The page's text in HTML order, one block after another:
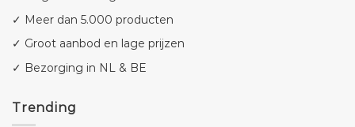
✓ Meer dan 5.000 producten
✓ Groot aanbod en lage prijzen
✓ Bezorging in NL & BE
Trending